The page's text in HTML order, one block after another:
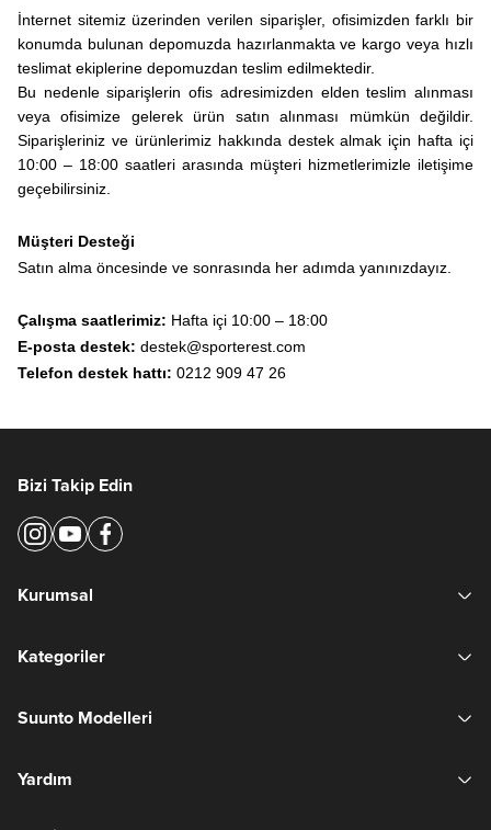
İnternet sitemiz üzerinden verilen siparişler, ofisimizden farklı bir
konumda bulunan depomuzda hazırlanmakta ve kargo veya hızlı
teslimat ekiplerine depomuzdan teslim edilmektedir.
Bu nedenle siparişlerin ofis adresimizden elden teslim alınması
veya ofisimize gelerek ürün satın alınması mümkün değildir.
Siparişleriniz ve ürünlerimiz hakkında destek almak için hafta içi
10:00 – 18:00 saatleri arasında müşteri hizmetlerimizle iletişime
geçebilirsiniz.
Müşteri Desteği
Satın alma öncesinde ve sonrasında her adımda yanınızdayız.
Çalışma saatlerimiz: Hafta içi 10:00 – 18:00
E-posta destek: destek@sporterest.com
Telefon destek hattı: 0212 909 47 26
Bizi Takip Edin
Kurumsal
Kategoriler
Suunto Modelleri
Yardım